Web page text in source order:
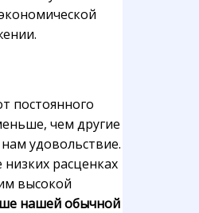
постоянного
чем другие
удовольствие.
расценках
высокой
нашей обычной